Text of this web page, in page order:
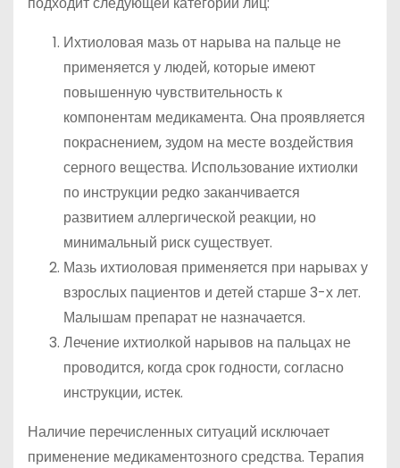
Ихтиоловая мазь от нарыва на пальце не
применяется у людей, которые имеют
повышенную чувствительность к
компонентам медикамента. Она проявляется
покраснением, зудом на месте воздействия
серного вещества. Использование ихтиолки
по инструкции редко заканчивается
развитием аллергической реакции, но
минимальный риск существует.
Мазь ихтиоловая применяется при нарывах у
взрослых пациентов и детей старше 3-х лет.
Малышам препарат не назначается.
Лечение ихтиолкой нарывов на пальцах не
проводится, когда срок годности, согласно
инструкции, истек.
Наличие перечисленных ситуаций исключает
применение медикаментозного средства. Терапия